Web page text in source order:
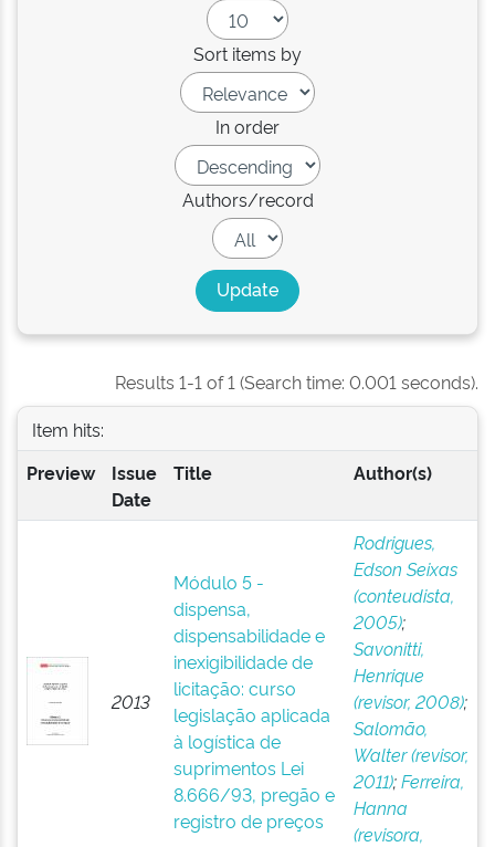
Sort items by
In order
Authors/record
Results 1-1 of 1 (Search time: 0.001 seconds).
Item hits:
Preview
Issue
Date
Title Author(s)
2013
Módulo 5 -
dispensa,
dispensabilidade e
inexigibilidade de
licitação: curso
legislação aplicada
à logística de
suprimentos Lei
8.666/93, pregão e
registro de preços
Rodrigues,
Edson Seixas
(conteudista,
2005);
Savonitti,
Henrique
(revisor, 2008);
Salomão,
Walter (revisor,
2011);Ferreira,
Hanna
(revisora,